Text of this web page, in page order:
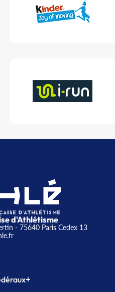
d'Athlétisme
- 75640 Paris Cedex 13
+